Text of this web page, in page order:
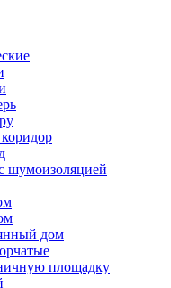
шумоизоляцией
дом
площадку